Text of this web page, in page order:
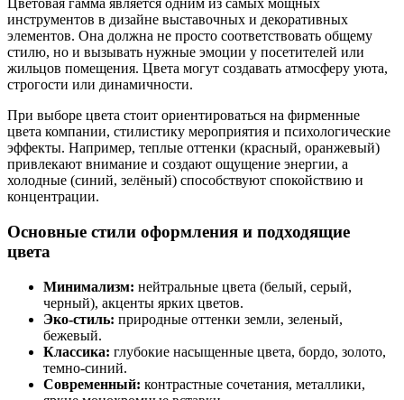
Цветовая гамма является одним из самых мощных
инструментов в дизайне выставочных и декоративных
элементов. Она должна не просто соответствовать общему
стилю, но и вызывать нужные эмоции у посетителей или
жильцов помещения. Цвета могут создавать атмосферу уюта,
строгости или динамичности.
При выборе цвета стоит ориентироваться на фирменные
цвета компании, стилистику мероприятия и психологические
эффекты. Например, теплые оттенки (красный, оранжевый)
привлекают внимание и создают ощущение энергии, а
холодные (синий, зелёный) способствуют спокойствию и
концентрации.
Основные стили оформления и подходящие
цвета
Минимализм: нейтральные цвета (белый, серый,
черный), акценты ярких цветов.
Эко-стиль: природные оттенки земли, зеленый,
бежевый.
Классика: глубокие насыщенные цвета, бордо, золото,
темно-синий.
Современный: контрастные сочетания, металлики,